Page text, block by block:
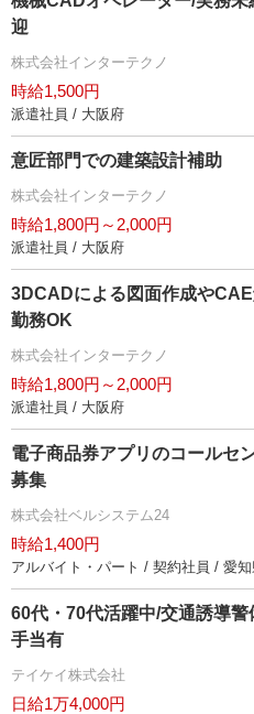
迎
株式会社インターテクノ
時給1,500円
派遣社員 / 大阪府
意匠部門での建築設計補助
株式会社インターテクノ
時給1,800円～2,000円
派遣社員 / 大阪府
3DCADによる図面作成や
勤務OK
株式会社インターテクノ
時給1,800円～2,000円
派遣社員 / 大阪府
電子商品券アプリのコールセ
募集
株式会社ベルシステム24
時給1,400円
アルバイト・パート / 契約社員 / 愛知
60代・70代活躍中/交通誘導
手当有
テイケイ株式会社
日給1万4,000円